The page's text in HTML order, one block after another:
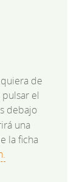
de
el
debajo
una
la ficha